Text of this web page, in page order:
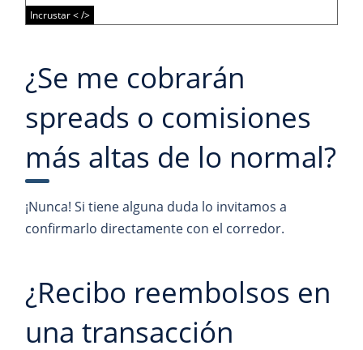
Incrustar < />
¿Se me cobrarán
spreads o comisiones
más altas de lo normal?
¡Nunca! Si tiene alguna duda lo invitamos a
confirmarlo directamente con el corredor.
¿Recibo reembolsos en
una transacción